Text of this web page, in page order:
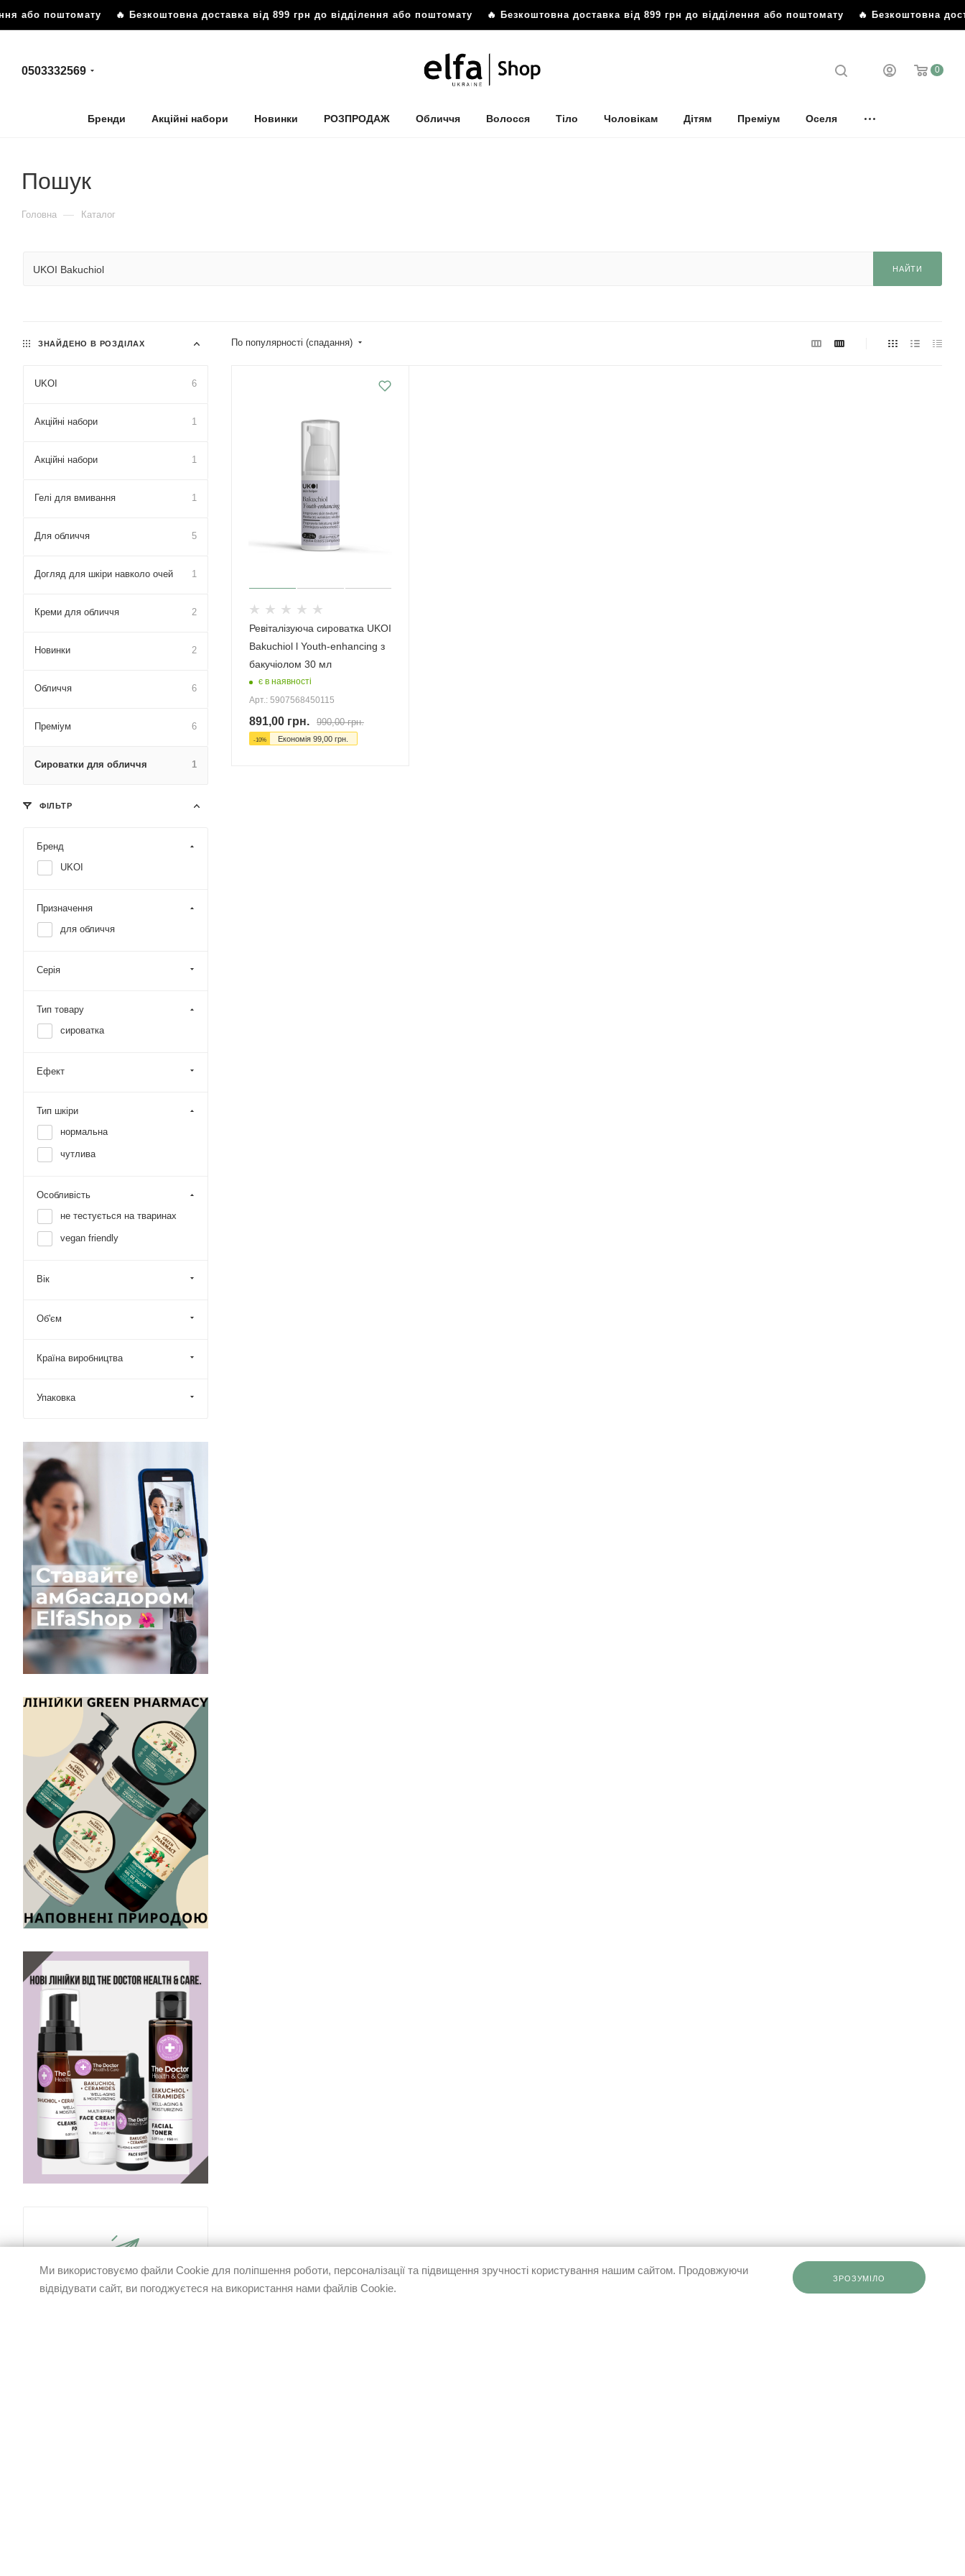
або поштомату🔥 Безкоштовна доставка від 899 грн до відділення або поштомату🔥 Безкоштовна доставка від 899 грн до відділення або поштомату🔥 Безкоштовна
0503332569 0
Бренди Акційні набори Новинки РОЗПРОДАЖ Обличчя Волосся Тіло Чоловікам Дітям Преміум Оселя
Пошук
Головна — Каталог
НАЙТИ
По популярності (спадання)
Ревіталізуюча сироватка UKOI
Bakuchiol l Youth-enhancing з
бакучіолом 30 мл
є в наявності
Арт.: 5907568450115
891,00 грн. 990,00грн.
-10% Економія 99,00 грн.
ЗНАЙДЕНО В РОЗДІЛАХ
UKOI 6
Акційні набори 1
Акційні набори 1
Гелі для вмивання 1
Для обличчя 5
Догляд для шкіри навколо очей 1
Креми для обличчя 2
Новинки 2
Обличчя 6
Преміум 6
Сироватки для обличчя 1
ФІЛЬТР
Бренд
UKOI
Призначення
для обличчя
Серія
Тип товару
сироватка
Ефект
Тип шкіри
нормальна
чутлива
Особливість
не тестується на тваринах
vegan friendly
Вік
Об'єм
Країна виробництва
Упаковка
Будь в курсі наших акцій та
Ми використовуємо файли Cookie для поліпшення роботи, персоналізації та підвищення зручності користування нашим сайтом. Продовжуючи
відвідувати сайт, ви погоджуєтеся на використання нами файлів Cookie.
ЗРОЗУМІЛО